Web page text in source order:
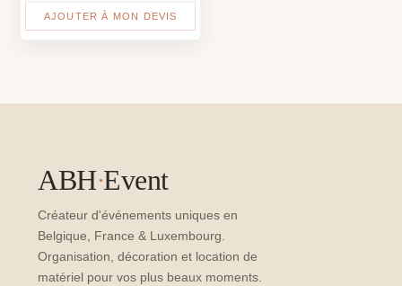
AJOUTER À MON DEVIS
ABH·Event
Créateur d'événements uniques en
Belgique, France & Luxembourg.
Organisation, décoration et location de
matériel pour vos plus beaux moments.